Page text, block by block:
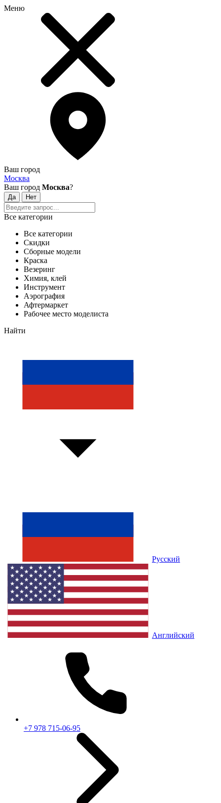
Меню
Ваш город
Москва
Ваш город Москва?
Все категории
Все категории
Скидки
Сборные модели
Краска
Везеринг
Химия, клей
Инструмент
Аэрография
Афтермаркет
Рабочее место моделиста
Найти
Русский
Английский
+7 978 715-06-95